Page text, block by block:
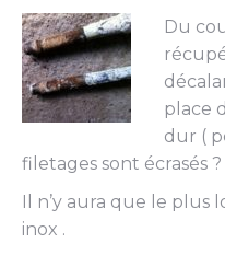
Du
place
dur (
filetages sont écrasés ?
Il n’y aura que le plus
inox .